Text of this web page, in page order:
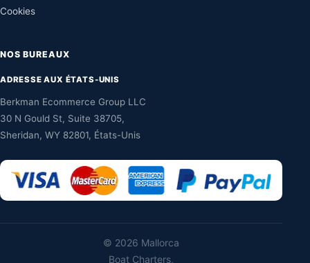
Cookies
NOS BUREAUX
ADRESSE AUX ÉTATS-UNIS
Berkman Ecommerce Group LLC
30 N Gould St, Suite 38705,
Sheridan, WY 82801, États-Unis
© 2026 Mallorca
Boat Charters,